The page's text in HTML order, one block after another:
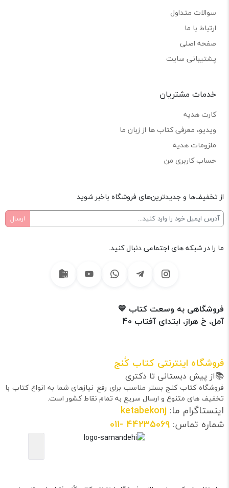
سوالات متداول
ارتباط با ما
صفحه اصلی
پشتیبانی سایت
خدمات مشتریان
کارت هدیه
ویدیو، معرفی کتاب ها از زبان ما
ملزومات هدیه
حساب کاربری من
از تخفیف‌ها و جدیدترین‌های فروشگاه باخبر شوید
ما را در شبکه های اجتماعی دنبال کنید.
فروشگاهی به وسعت کتاب 💛
آمل، خ هراز، ابتدای آفتاب 40
فروشگاه اینترنتی کتاب کُنج
📚از پیش دبستانی تا دکتری
فروشگاه کتاب کنج بستر مناسب برای رفع نیازهای شما به انواع کتاب با
تخفیف های متنوع و ارسال سریع به تمام نقاط کشور است.
اینستاگرام ما: ketabekonj
شماره تماس: 44235069
-011